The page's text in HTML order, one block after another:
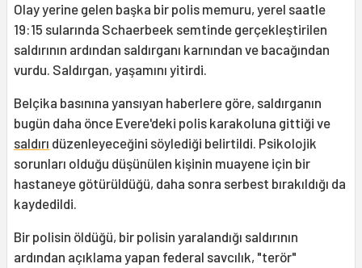
Olay yerine gelen başka bir polis memuru, yerel saatle
19:15 sularında Schaerbeek semtinde gerçekleştirilen
saldırının ardından saldırganı karnından ve bacağından
vurdu. Saldırgan, yaşamını yitirdi.
Belçika basınına yansıyan haberlere göre, saldırganın
bugün daha önce Evere'deki polis karakoluna gittiği ve
saldırı düzenleyeceğini söylediği belirtildi. Psikolojik
sorunları olduğu düşünülen kişinin muayene için bir
hastaneye götürüldüğü, daha sonra serbest bırakıldığı da
kaydedildi.
Bir polisin öldüğü, bir polisin yaralandığı saldırının
ardından açıklama yapan federal savcılık, "terör"